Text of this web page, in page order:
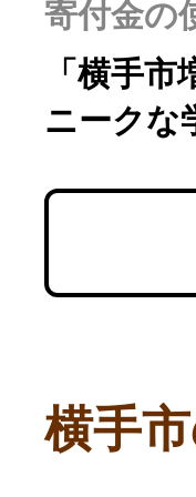
寄付金の
「横手
ニークな
横手